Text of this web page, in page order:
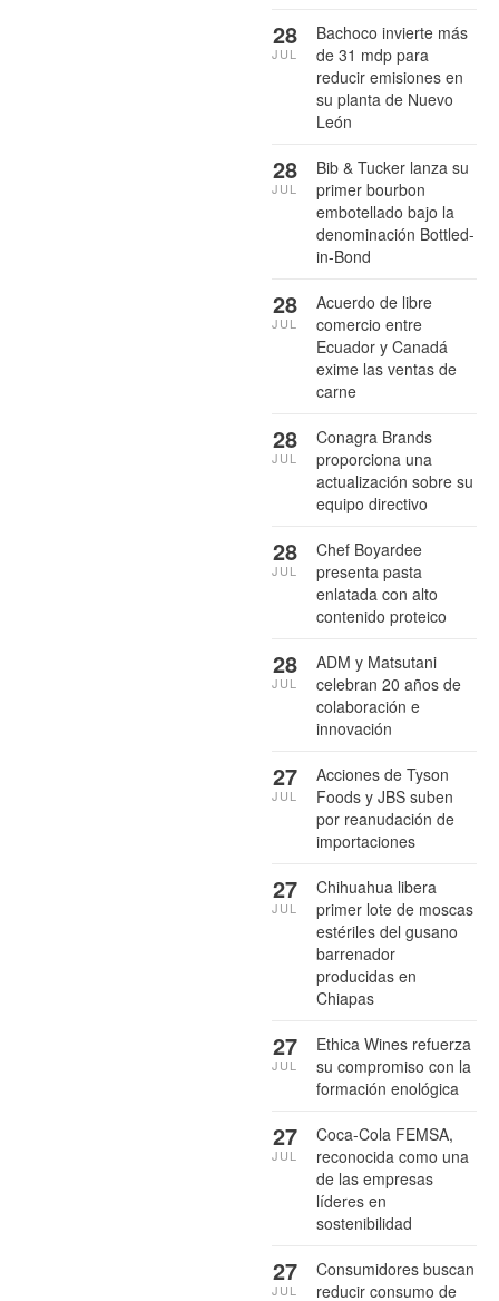
Bachoco invierte más
de 31 mdp para
reducir emisiones en
su planta de Nuevo
León
28
JUL
Bib & Tucker lanza su
primer bourbon
embotellado bajo la
denominación Bottled-
in-Bond
28
JUL
Acuerdo de libre
comercio entre
Ecuador y Canadá
exime las ventas de
carne
28
JUL
Conagra Brands
proporciona una
actualización sobre su
equipo directivo
28
JUL
Chef Boyardee
presenta pasta
enlatada con alto
contenido proteico
28
JUL
ADM y Matsutani
celebran 20 años de
colaboración e
innovación
28
JUL
Acciones de Tyson
Foods y JBS suben
por reanudación de
importaciones
27
JUL
Chihuahua libera
primer lote de moscas
estériles del gusano
barrenador
producidas en
Chiapas
27
JUL
Ethica Wines refuerza
su compromiso con la
formación enológica
27
JUL
Coca-Cola FEMSA,
reconocida como una
de las empresas
líderes en
sostenibilidad
27
JUL
Consumidores buscan
reducir consumo de
27
JUL